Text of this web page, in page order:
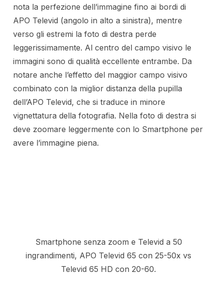
nota la perfezione dell’immagine fino ai bordi di
APO Televid (angolo in alto a sinistra), mentre
verso gli estremi la foto di destra perde
leggerissimamente. Al centro del campo visivo le
immagini sono di qualità eccellente entrambe. Da
notare anche l’effetto del maggior campo visivo
combinato con la miglior distanza della pupilla
dell’APO Televid, che si traduce in minore
vignettatura della fotografia. Nella foto di destra si
deve zoomare leggermente con lo Smartphone per
avere l’immagine piena.
Smartphone senza zoom e Televid a 50
ingrandimenti, APO Televid 65 con 25-50x vs
Televid 65 HD con 20-60.